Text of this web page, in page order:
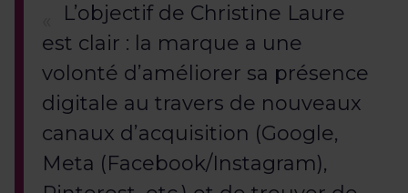
L’objectif de Christine Laure
est clair : la marque a une
volonté d’améliorer sa présence
digitale au travers de nouveaux
canaux d’acquisition (Google,
Meta (Facebook/Instagram),